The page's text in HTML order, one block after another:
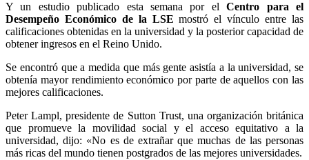
Y un estudio publicado esta semana por elCentro para el
Desempeño Económico de la LSE mostró el vínculo entre las
calificaciones obtenidas en la universidad y la posterior capacidad de
obtener ingresos en el Reino Unido.
Se encontró que a medida que más gente asistía a la universidad, se
obtenía mayor rendimiento económico por parte de aquellos con las
mejores calificaciones.
Peter Lampl, presidente de Sutton Trust, una organización británica
que promueve la movilidad social y el acceso equitativo a la
universidad, dijo: «No es de extrañar que muchas de las personas
más ricas del mundo tienen postgrados de las mejores universidades.